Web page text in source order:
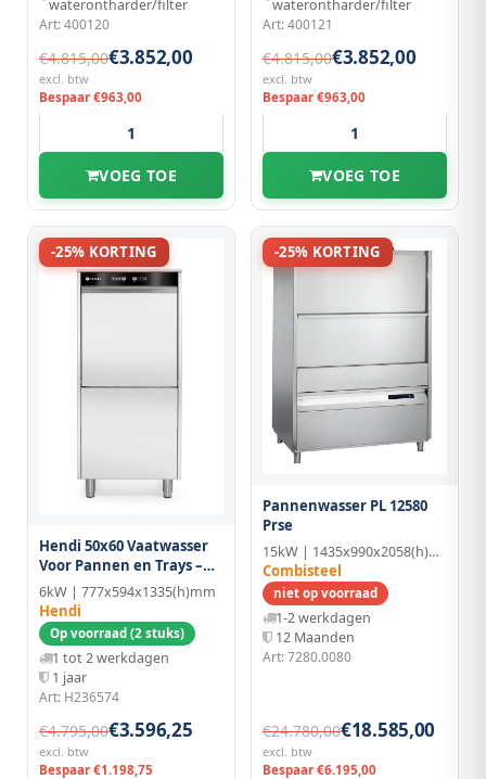
waterontharder/filter
Art: 400120
€4.815,00€3.852,00
excl. btw
Bespaar €963,00
VOEG TOE
waterontharder/filter
Art: 400121
€4.815,00€3.852,00
excl. btw
Bespaar €963,00
VOEG TOE
-25% KORTING
Hendi 50x60 Vaatwasser
Voor Pannen en Trays –
Met Doseersysteem Voor
Reinigingsmiddelen en
Afvoerpomp
6kW | 777x594x1335(h)mm
Hendi
Op voorraad (2 stuks)
1 tot 2 werkdagen
1 jaar
Art: H236574
€4.795,00€3.596,25
excl. btw
Bespaar €1.198,75
-25% KORTING
Pannenwasser PL 12580
Prse
15kW | 1435x990x2058(h)mm | RVS
Combisteel
niet op voorraad
1-2 werkdagen
12 Maanden
Art: 7280.0080
€24.780,00€18.585,00
excl. btw
Bespaar €6.195,00